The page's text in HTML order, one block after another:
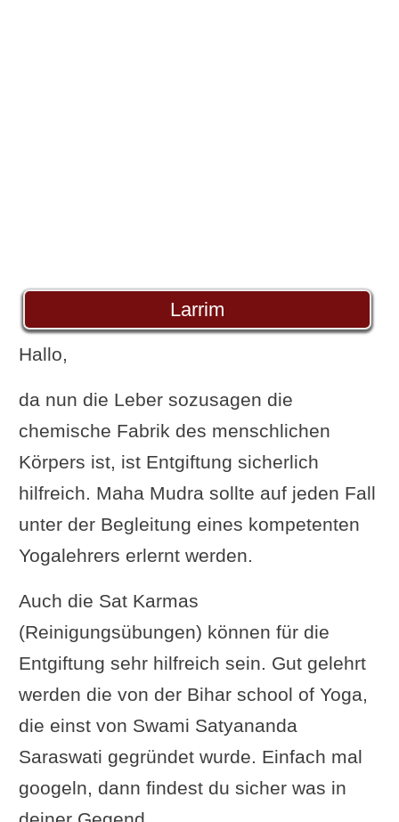
Larrim
Hallo,
da nun die Leber sozusagen die
chemische Fabrik des menschlichen
Körpers ist, ist Entgiftung sicherlich
hilfreich. Maha Mudra sollte auf jeden Fall
unter der Begleitung eines kompetenten
Yogalehrers erlernt werden.
Auch die Sat Karmas
(Reinigungsübungen) können für die
Entgiftung sehr hilfreich sein. Gut gelehrt
werden die von der Bihar school of Yoga,
die einst von Swami Satyananda
Saraswati gegründet wurde. Einfach mal
googeln, dann findest du sicher was in